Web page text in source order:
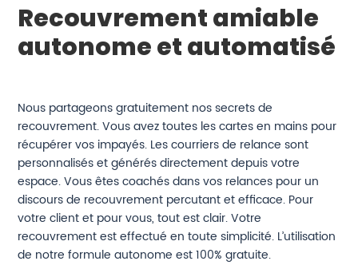
Recouvrement amiable
autonome et automatisé
Nous partageons gratuitement nos secrets de
recouvrement. Vous avez toutes les cartes en mains pour
récupérer vos impayés. Les courriers de relance sont
personnalisés et générés directement depuis votre
espace. Vous êtes coachés dans vos relances pour un
discours de recouvrement percutant et efficace. Pour
votre client et pour vous, tout est clair. Votre
recouvrement est effectué en toute simplicité. L’utilisation
de notre formule autonome est 100% gratuite.